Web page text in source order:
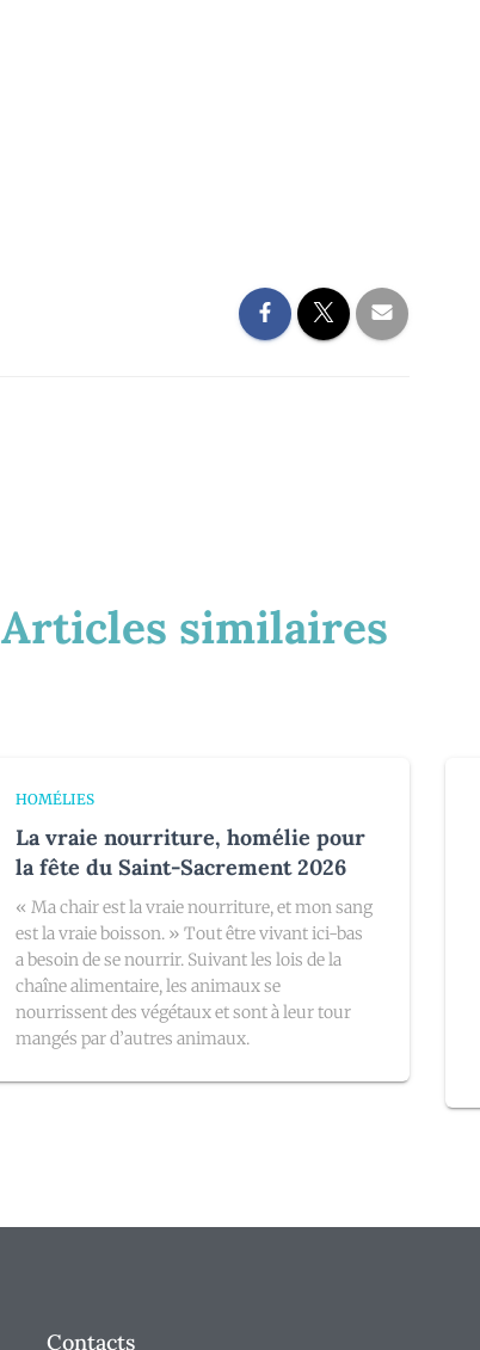
Articles similaires
HOMÉLIES
La vraie nourriture, homélie pour
la fête du Saint-Sacrement 2026
« Ma chair est la vraie nourriture, et mon sang
est la vraie boisson. » Tout être vivant ici-bas
a besoin de se nourrir. Suivant les lois de la
chaîne alimentaire, les animaux se
nourrissent des végétaux et sont à leur tour
mangés par d’autres animaux.
Contacts